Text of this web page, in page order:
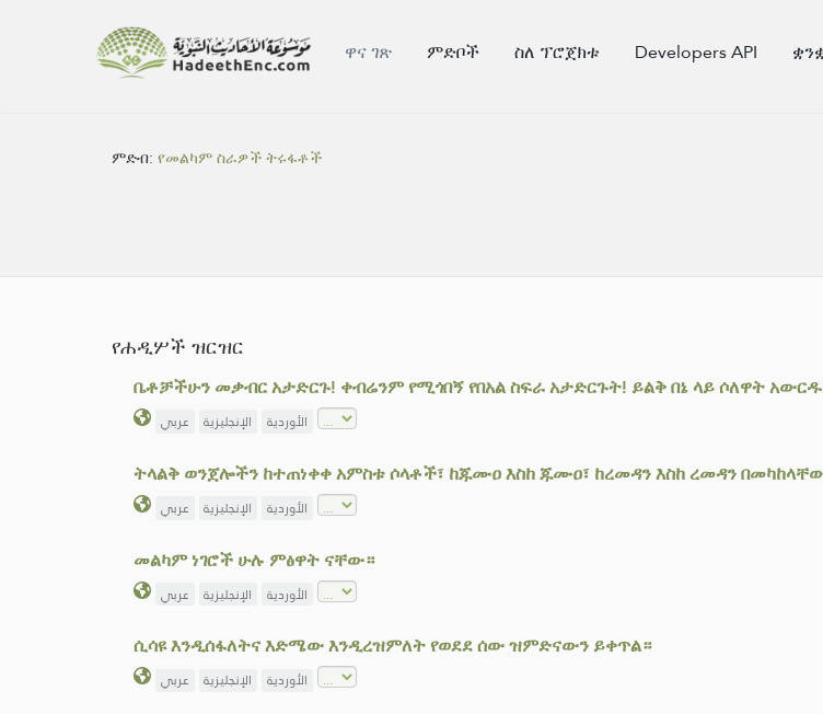
ዋና ገጽ ምድቦች ስለ ፕሮጀክቱ Developers API
ምድብ:የመልካም ስራዎች ትሩፋቶች
የሐዲሦች ዝርዝር
ቤቶቻችሁን መቃብር አታድርጉ! ቀብሬንም የሚጎበኝ የበአል ስፍራ አታድርጉት! ይልቅ በኔ ላይ ሶለዋት
عربي الإنجليزية الأوردية
ትላልቅ ወንጀሎችን ከተጠነቀቀ አምስቱ ሶላቶች፣ ከጁሙዐ እስከ ጁሙዐ፣ ከረመዳን እስከ ረመዳን
عربي الإنجليزية الأوردية
መልካም ነገሮች ሁሉ ምፅዋት ናቸው።
عربي الإنجليزية الأوردية
ሲሳዩ እንዲሰፋለትና እድሜው እንዲረዝምለት የወደደ ሰው ዝምድናውን ይቀጥል።
عربي الإنجليزية الأوردية